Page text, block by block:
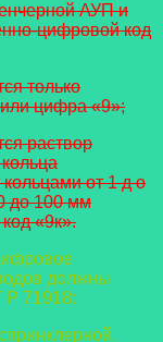
АУП и
цифровой код
только
цифра «9»;
раствор
от 1 д о
до 100 мм
«9к».
должны
Р 71918: